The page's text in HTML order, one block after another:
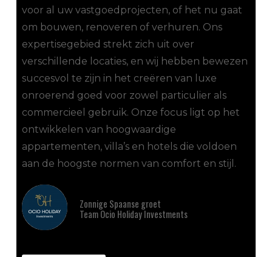
voor al uw vastgoedprojecten, of het nu gaat
om bouwen, renoveren of verhuren. Ons
expertisegebied strekt zich uit over
verschillende locaties, en wij hebben bewezen
succesvol te zijn in het creëren van luxe
onroerend goed voor zowel particulier als
commercieel gebruik. Onze focus ligt op het
ontwikkelen van hoogwaardige
appartementen, villa’s en hotels die voldoen
aan de hoogste normen van comfort en stijl.
Zonnige Spaanse groet
Team Ocio Holiday Investments